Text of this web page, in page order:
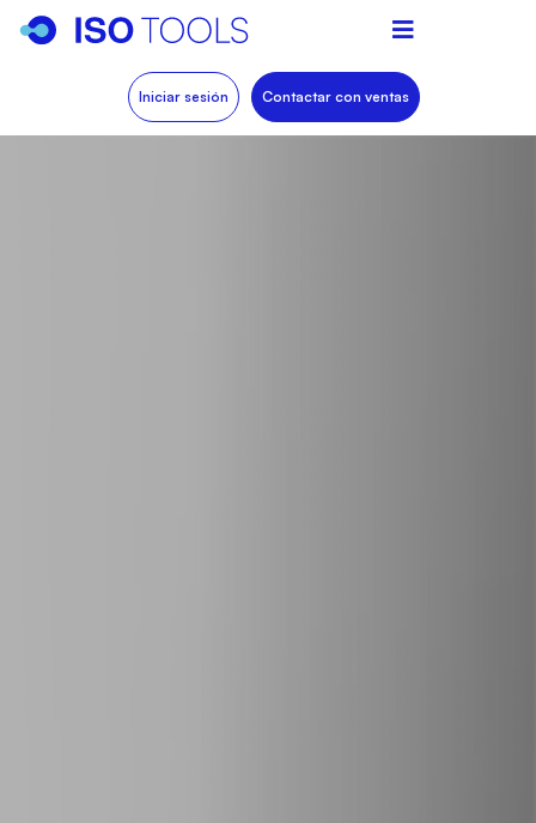
Iniciar sesión Contactar con ventas